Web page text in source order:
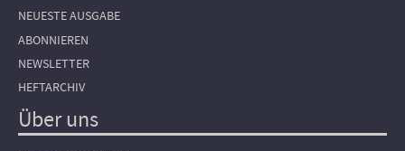
NEUESTE AUSGABE
ABONNIEREN
NEWSLETTER
HEFTARCHIV
Über uns